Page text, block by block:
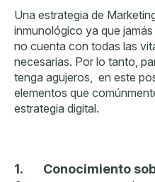
Una estrategia de
inmunológico ya que
no cuenta con todas las
necesarias. Por lo tanto,
tenga agujeros, en este
elementos que
estrategia digital.
1. Conocimiento